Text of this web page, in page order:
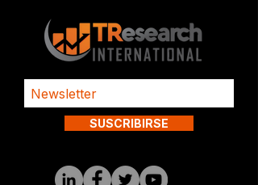
SUSCRIBIRSE